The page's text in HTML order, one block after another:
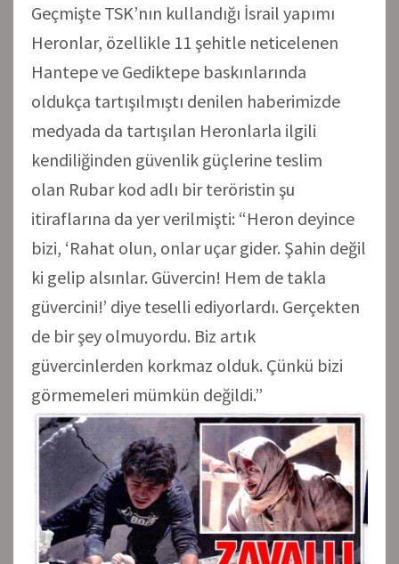
Geçmişte TSK’nın kullandığı İsrail yapımı
Heronlar, özellikle 11 şehitle neticelenen
Hantepe ve Gediktepe baskınlarında
oldukça tartışılmıştı denilen haberimizde
medyada da tartışılan Heronlarla ilgili
kendiliğinden güvenlik güçlerine teslim
olan Rubar kod adlı bir teröristin şu
itiraflarına da yer verilmişti: “Heron deyince
bizi, ‘Rahat olun, onlar uçar gider. Şahin değil
ki gelip alsınlar. Güvercin! Hem de takla
güvercini!’ diye teselli ediyorlardı. Gerçekten
de bir şey olmuyordu. Biz artık
güvercinlerden korkmaz olduk. Çünkü bizi
görmemeleri mümkün değildi.”